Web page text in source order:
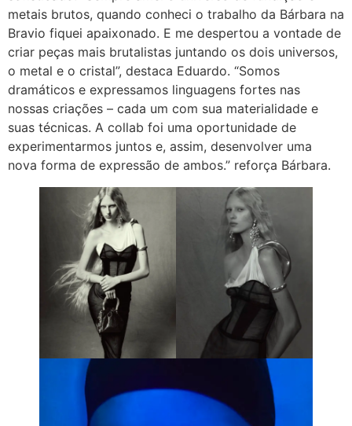
metais brutos, quando conheci o trabalho da Bárbara na
Bravio fiquei apaixonado. E me despertou a vontade de
criar peças mais brutalistas juntando os dois universos,
o metal e o cristal”, destaca Eduardo. “Somos
dramáticos e expressamos linguagens fortes nas
nossas criações – cada um com sua materialidade e
suas técnicas. A collab foi uma oportunidade de
experimentarmos juntos e, assim, desenvolver uma
nova forma de expressão de ambos.” reforça Bárbara.